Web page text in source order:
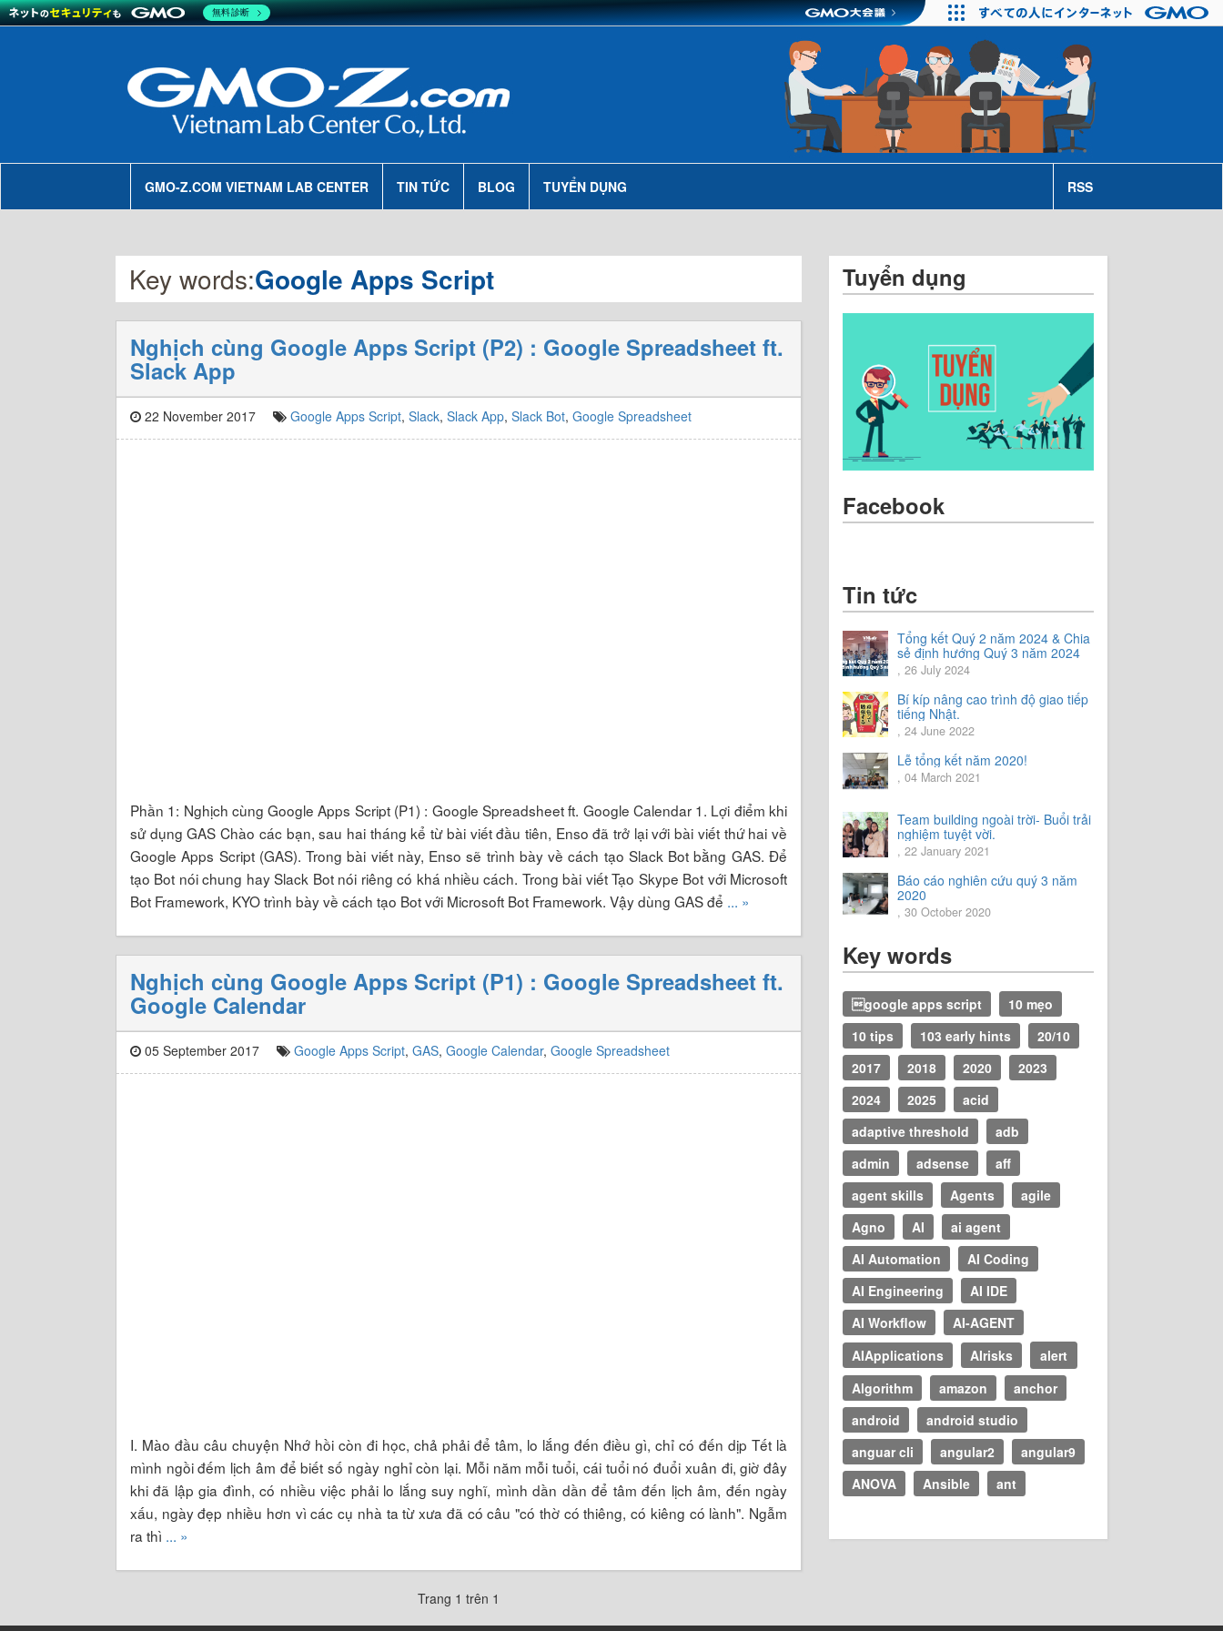
GMO-Z.COM VIETNAM LAB CENTER TIN TỨC BLOG TUYỂN DỤNG RSS
Key words:Google Apps Script
Nghịch cùng Google Apps Script (P2) : Google Spreadsheet ft.
Slack App
22 November 2017 Google Apps Script, Slack, Slack App, Slack Bot, Google Spreadsheet
Phần 1: Nghịch cùng Google Apps Script (P1) : Google Spreadsheet ft. Google Calendar 1. Lợi điểm khi
sử dụng GAS Chào các bạn, sau hai tháng kể từ bài viết đầu tiên, Enso đã trở lại với bài viết thứ hai về
Google Apps Script (GAS). Trong bài viết này, Enso sẽ trình bày về cách tạo Slack Bot bằng GAS. Để
tạo Bot nói chung hay Slack Bot nói riêng có khá nhiều cách. Trong bài viết Tạo Skype Bot với Microsoft
Bot Framework, KYO trình bày về cách tạo Bot với Microsoft Bot Framework. Vậy dùng GAS để ... »
Nghịch cùng Google Apps Script (P1) : Google Spreadsheet ft.
Google Calendar
05 September 2017 Google Apps Script, GAS, Google Calendar, Google Spreadsheet
I. Mào đầu câu chuyện Nhớ hồi còn đi học, chả phải để tâm, lo lắng đến điều gì, chỉ có đến dịp Tết là
mình ngồi đếm lịch âm để biết số ngày nghỉ còn lại. Mỗi năm mỗi tuổi, cái tuổi nó đuổi xuân đi, giờ đây
khi đã lập gia đình, có nhiều việc phải lo lắng suy nghĩ, mình dần dần để tâm đến lịch âm, đến ngày
xấu, ngày đẹp nhiều hơn vì các cụ nhà ta từ xưa đã có câu "có thờ có thiêng, có kiêng có lành". Ngẫm
ra thì ... »
Trang 1 trên 1
Tuyển dụng
Facebook
Tin tức
Tổng kết Quý 2 năm 2024 & Chia
sẻ định hướng Quý 3 năm 2024
, 26 July 2024
Bí kíp nâng cao trình độ giao tiếp
tiếng Nhật.
, 24 June 2022
Lễ tổng kết năm 2020!
, 04 March 2021
Team building ngoài trời- Buổi trải
nghiệm tuyệt vời.
, 22 January 2021
Báo cáo nghiên cứu quý 3 năm
2020
, 30 October 2020
Key words
google apps script
10 mẹo
10 tips
103 early hints
20/10
2017
2018 2020
2023
2024
2025
acid
adaptive threshold
adb
admin
adsense
aff
agent skills
Agents
agile
Agno
AI
ai agent
AI Automation
AI Coding
AI Engineering
AI IDE
AI Workflow
AI-AGENT
AIApplications
AIrisks
alert
Algorithm
amazon
anchor
android
android studio
anguar cli
angular2
angular9
ANOVA
Ansible ant
無料診断